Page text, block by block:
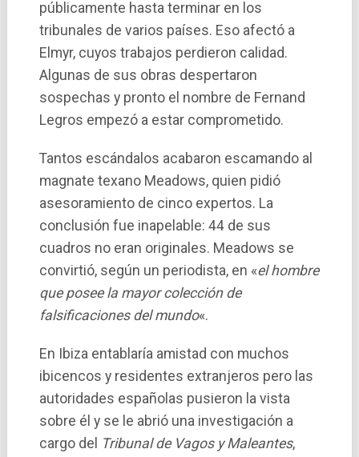
públicamente hasta terminar en los
tribunales de varios paí­ses. Eso afectó a
Elmyr, cuyos trabajos perdieron calidad.
Algunas de sus obras despertaron
sospechas y pronto el nombre de Fernand
Legros empezó a estar comprometido.
Tantos escándalos acabaron escamando al
magnate texano Meadows, quien pidió
asesoramiento de cinco expertos. La
conclusión fue inapelable: 44 de sus
cuadros no eran originales. Meadows se
convirtió, según un periodista, en «el hombre
que posee la mayor colección de
falsificaciones del mundo«.
En Ibiza entablarí­a amistad con muchos
ibicencos y residentes extranjeros pero las
autoridades españolas pusieron la vista
sobre él y se le abrió una investigación a
cargo del Tribunal de Vagos y Maleantes,